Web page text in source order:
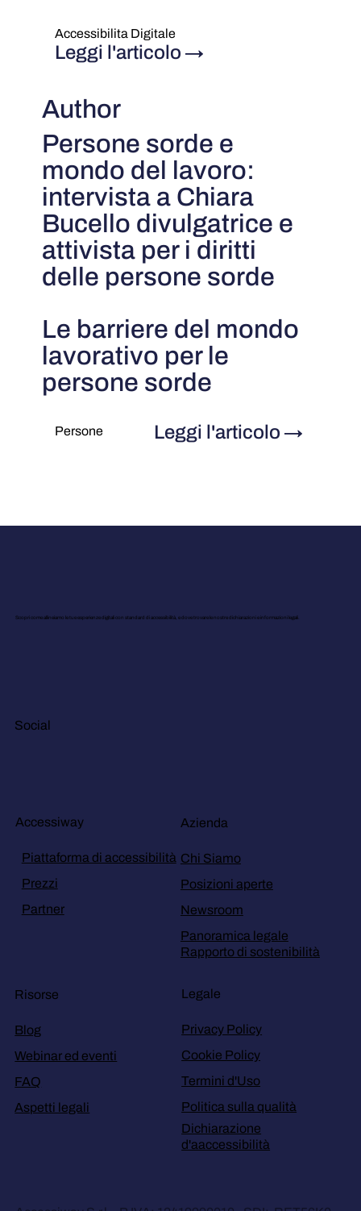
Accessibilita Digitale
Leggi l'articolo →
Author
Persone sorde e
mondo del lavoro:
intervista a Chiara
Bucello divulgatrice e
attivista per i diritti
delle persone sorde
Le barriere del mondo
lavorativo per le
persone sorde
Persone Leggi l'articolo →
Scopri come allineiamo le tue esperienze digitali con standard di accessibilità, e dove trovare le nostre dichiarazioni e informazioni legali.
Social
Accessiway
Piattaforma di accessibilità
Prezzi
Partner
Azienda
Chi Siamo
Posizioni aperte
Newsroom
Panoramica legale
Rapporto di sostenibilità
Risorse
Blog
Webinar ed eventi
FAQ
Aspetti legali
Legale
Privacy Policy
Cookie Policy
Termini d'Uso
Politica sulla qualità
Dichiarazione
d'aaccessibilità